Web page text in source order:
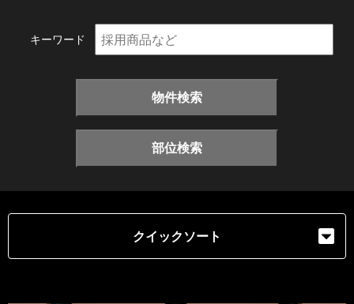
キーワード
物件検索
部位検索
クイックソート